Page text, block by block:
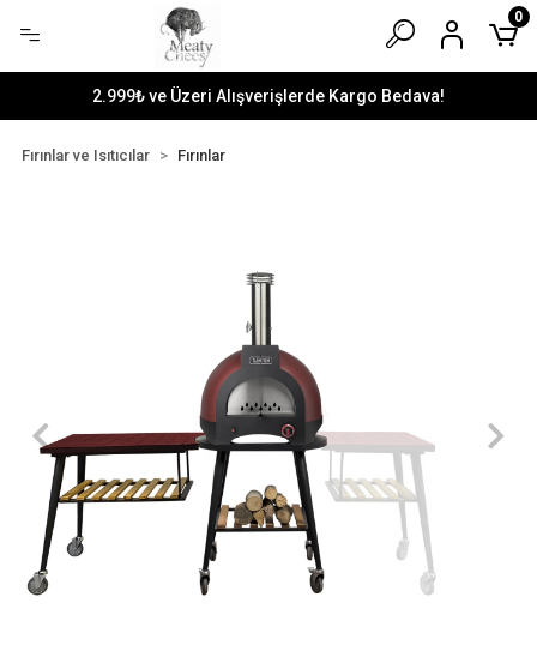
2.999₺ ve Üzeri Alışverişlerde Kargo Bedava!
0
Fırınlar ve Isıtıcılar Fırınlar